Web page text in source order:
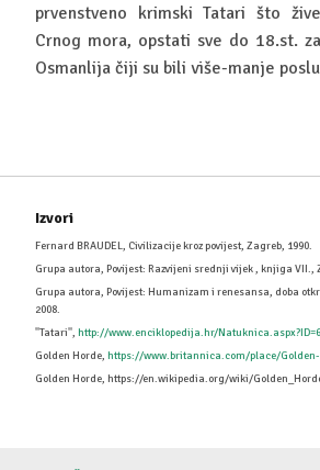
prvenstveno krimski Tatari što
Crnog mora, opstati sve do 18.st.
Osmanlija čiji su bili više-manje
Izvori
Fernard BRAUDEL, Civilizacije kroz povijest, Zagreb, 1990.
Grupa autora, Povijest: Razvijeni srednji vijek , knjiga VII.,
Grupa autora, Povijest: Humanizam i renesansa, doba
2008.
''Tatari'', http://www.enciklopedija.hr/
Golden Horde, https://www.britannica.com/place/
Golden Horde, https://en.wikipedia.org/wiki/